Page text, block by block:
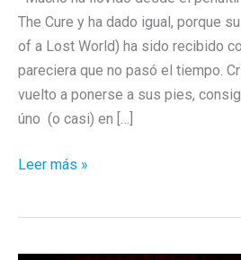
The Cure y ha dado igual, porque
of a Lost World) ha sido recibido
pareciera que no pasó el tiempo.
vuelto a ponerse a sus pies,
úno (o casi) en […]
The
Leer más »